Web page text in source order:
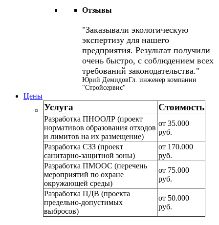
Отзывы
Заказывали экологическую
экспертизу для нашего
предприятия. Результат получили
очень быстро, с соблюдением всех
требований законодательства.
Юрий ДемидовГл. инженер компании
"Стройсервис"
Цены
Услуга Стоимость
Разработка ПНООЛР (проект
нормативов образования отходов
и лимитов на их размещение)
от 35.000
руб.
Разработка СЗЗ (проект
санитарно-защитной зоны)
от 170.000
руб.
Разработка ПМООС (перечень
мероприятий по охране
окружающей среды)
от 75.000
руб.
Разработка ПДВ (проекта
предельно-допустимых
выбросов)
от 50.000
руб.